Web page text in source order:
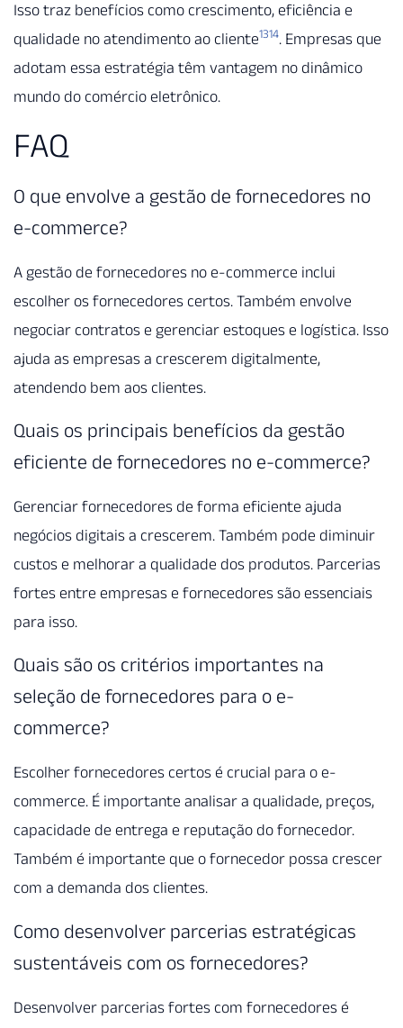
Isso traz benefícios como crescimento, eficiência e
qualidade no atendimento ao cliente1314. Empresas que
adotam essa estratégia têm vantagem no dinâmico
mundo do comércio eletrônico.
FAQ
O que envolve a gestão de fornecedores no
e-commerce?
A gestão de fornecedores no e-commerce inclui
escolher os fornecedores certos. Também envolve
negociar contratos e gerenciar estoques e logística. Isso
ajuda as empresas a crescerem digitalmente,
atendendo bem aos clientes.
Quais os principais benefícios da gestão
eficiente de fornecedores no e-commerce?
Gerenciar fornecedores de forma eficiente ajuda
negócios digitais a crescerem. Também pode diminuir
custos e melhorar a qualidade dos produtos. Parcerias
fortes entre empresas e fornecedores são essenciais
para isso.
Quais são os critérios importantes na
seleção de fornecedores para o e-
commerce?
Escolher fornecedores certos é crucial para o e-
commerce. É importante analisar a qualidade, preços,
capacidade de entrega e reputação do fornecedor.
Também é importante que o fornecedor possa crescer
com a demanda dos clientes.
Como desenvolver parcerias estratégicas
sustentáveis com os fornecedores?
Desenvolver parcerias fortes com fornecedores é